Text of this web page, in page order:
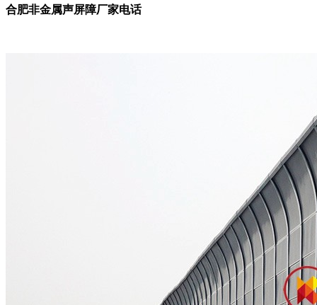
合肥非金属声屏障厂家电话